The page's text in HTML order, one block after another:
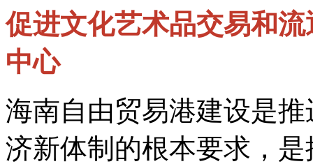
促进文化艺术品交易和
中心
海南自由贸易港建设是
济新体制的根本要求，